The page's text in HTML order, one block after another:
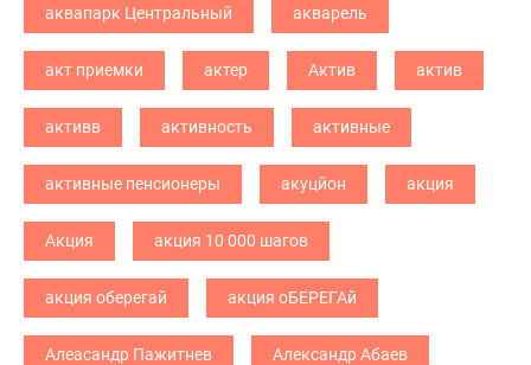
аквапарк Центральный акварель
акт приемки актер Актив актив
активв активность активные
активные пенсионеры акуцйон акция
Акция акция 10 000 шагов
акция оберегай акция оБЕРЕГАй
Алеасандр Пажитнев Александр Абаев